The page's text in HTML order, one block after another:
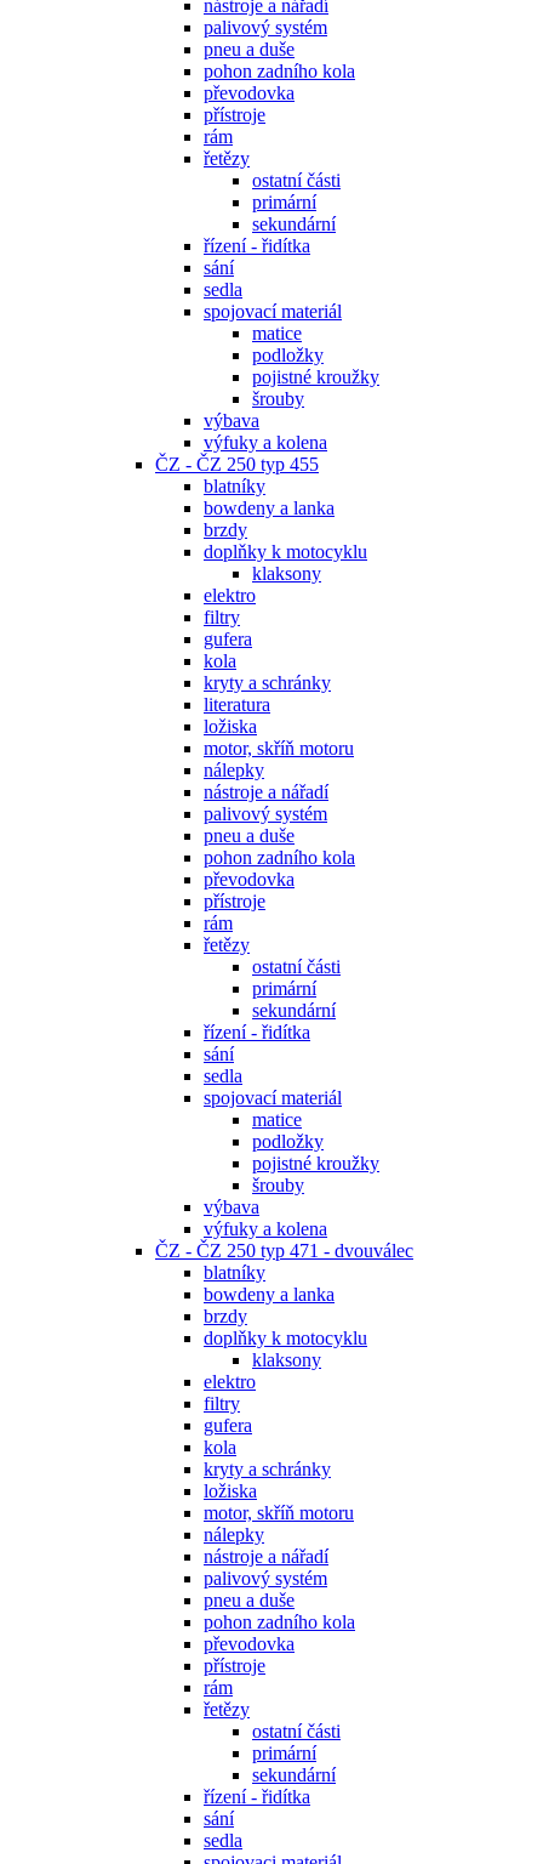
nástroje a nářadí
palivový systém
pneu a duše
pohon zadního kola
převodovka
přístroje
rám
řetězy
ostatní části
primární
sekundární
řízení - řidítka
sání
sedla
spojovací materiál
matice
podložky
pojistné kroužky
šrouby
výbava
výfuky a kolena
ČZ - ČZ 250 typ 455
blatníky
bowdeny a lanka
brzdy
doplňky k motocyklu
klaksony
elektro
filtry
gufera
kola
kryty a schránky
literatura
ložiska
motor, skříň motoru
nálepky
nástroje a nářadí
palivový systém
pneu a duše
pohon zadního kola
převodovka
přístroje
rám
řetězy
ostatní části
primární
sekundární
řízení - řidítka
sání
sedla
spojovací materiál
matice
podložky
pojistné kroužky
šrouby
výbava
výfuky a kolena
ČZ - ČZ 250 typ 471 - dvouválec
blatníky
bowdeny a lanka
brzdy
doplňky k motocyklu
klaksony
elektro
filtry
gufera
kola
kryty a schránky
ložiska
motor, skříň motoru
nálepky
nástroje a nářadí
palivový systém
pneu a duše
pohon zadního kola
převodovka
přístroje
rám
řetězy
ostatní části
primární
sekundární
řízení - řidítka
sání
sedla